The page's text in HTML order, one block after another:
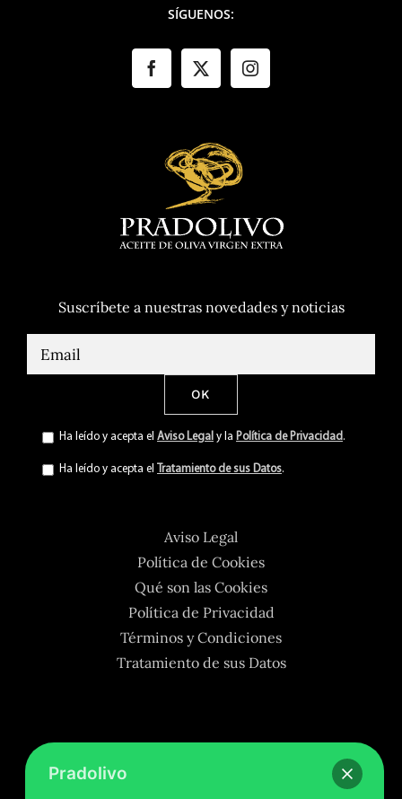
SÍGUENOS:
Suscríbete a nuestras novedades y noticias
Ha leído y acepta el Aviso Legal y la Política de Privacidad .
Ha leído y acepta el Tratamiento de sus Datos.
Aviso Legal
Política de Cookies
Qué son las Cookies
Política de Privacidad
Términos y Condiciones
Tratamiento de sus Datos
Pradolivo